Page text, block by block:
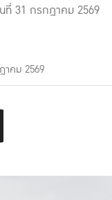
ที่ 31 กรกฎาคม 2569
าคม 2569